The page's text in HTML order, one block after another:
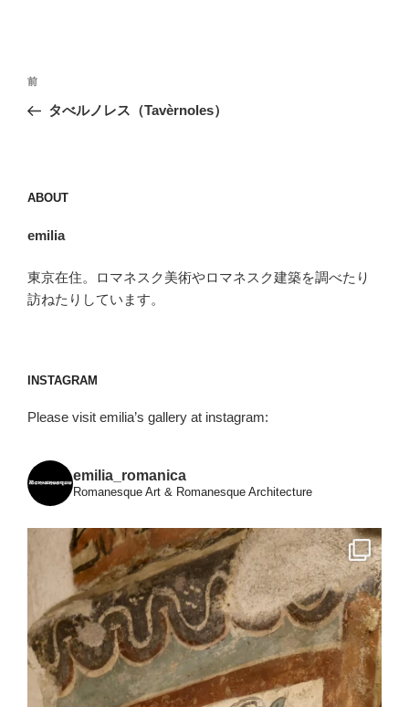
投
ナ
ー
ン
前
の
前
タべルノレス（Tavèrnoles）
ABOUT
emilia
東京在住。ロマネスク美術やロマネスク建築を調べたり
訪ねたりしています。
INSTAGRAM
Please visit emilia’s gallery at instagram:
emilia_romanica
Romanesque Art & Romanesque Architecture